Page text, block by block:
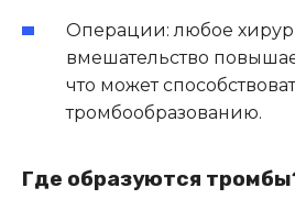
Операции: любое
вмешательство
что может
тромбообразованию.
Где образуются